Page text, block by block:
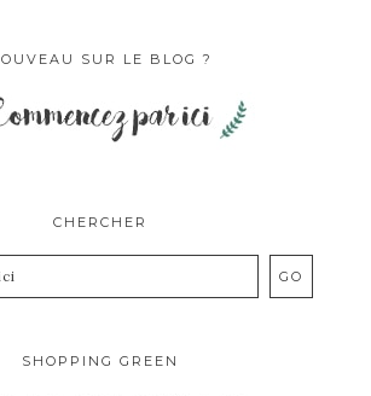
SUR LE BLOG ?
CHERCHER
SHOPPING GREEN